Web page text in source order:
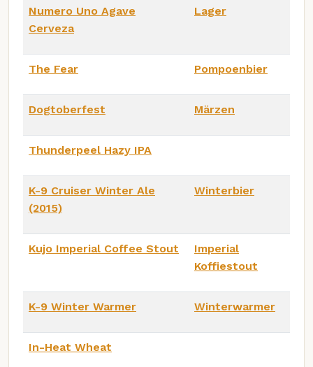
Numero Uno Agave
Cerveza
Lager
The Fear Pompoenbier
Dogtoberfest Märzen
Thunderpeel Hazy IPA
K-9 Cruiser Winter Ale
(2015)
Winterbier
Kujo Imperial Coffee Stout
Imperial
Koffiestout
K-9 Winter Warmer Winterwarmer
In-Heat Wheat